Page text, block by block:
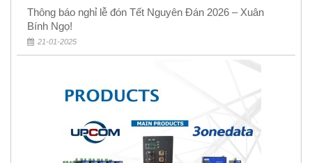
Thông báo nghỉ lễ đón Tết Nguyên Đán 2026 – Xuân
Bính Ngọ!
21-01-2025